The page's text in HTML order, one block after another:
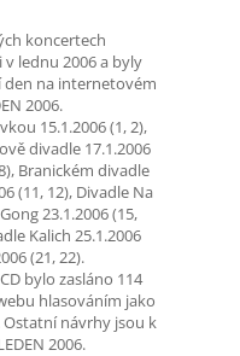
koncertech
lednu 2006 a byly
den na internetovém
2006.
15.1.2006 (1, 2),
divadle 17.1.2006
Branickém divadle
(11, 12), Divadle Na
23.1.2006 (15,
Kalich 25.1.2006
(21, 22).
bylo zasláno 114
hlasováním jako
návrhy jsou k
2006.